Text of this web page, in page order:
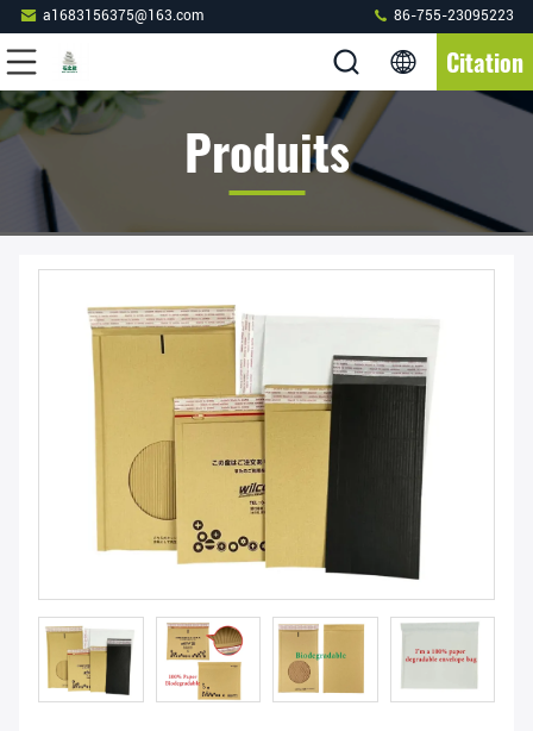
a1683156375@163.com 86-755-23095223
Citation
Produits